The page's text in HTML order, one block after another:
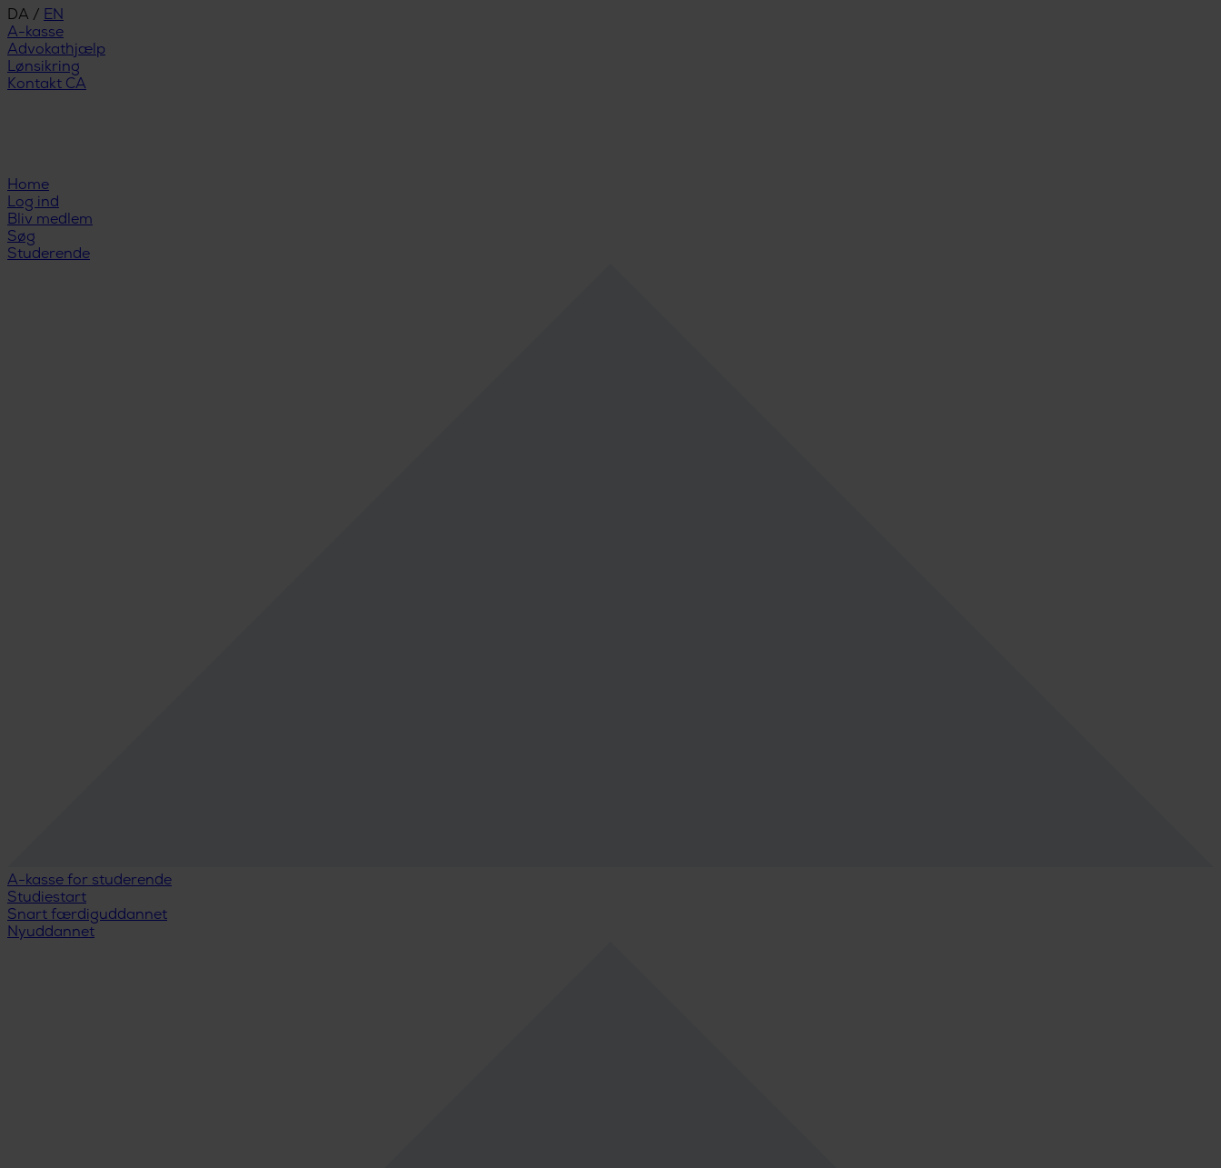
DA / EN
A-kasse
Advokathjælp
Lønsikring
Kontakt CA
Home
Log ind
Bliv medlem
Søg
Studerende
A-kasse for studerende
Studiestart
Snart færdiguddannet
Nyuddannet